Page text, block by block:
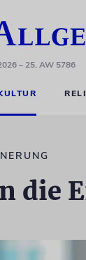
– 25. AW 5786
die